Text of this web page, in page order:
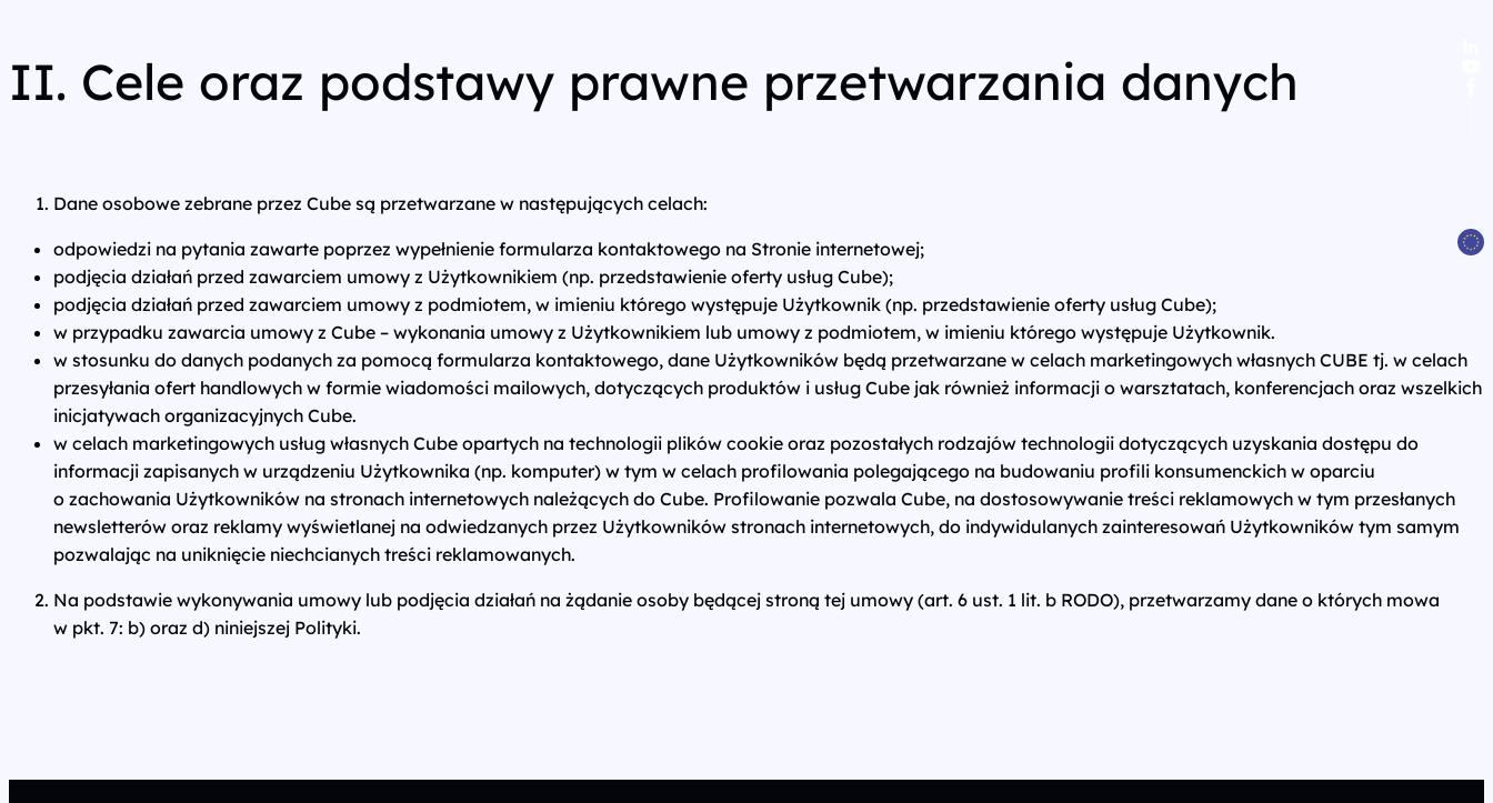
II. Cele oraz podstawy prawne przetwarzania danych
Dane osobowe zebrane przez Cube są przetwarzane w następujących celach:
odpowiedzi na pytania zawarte poprzez wypełnienie formularza kontaktowego na Stronie internetowej;
podjęcia działań przed zawarciem umowy z Użytkownikiem (np. przedstawienie oferty usług Cube);
podjęcia działań przed zawarciem umowy z podmiotem, w imieniu którego występuje Użytkownik (np. przedstawienie oferty usług Cube);
w przypadku zawarcia umowy z Cube – wykonania umowy z Użytkownikiem lub umowy z podmiotem, w imieniu którego występuje Użytkownik.
w stosunku do danych podanych za pomocą formularza kontaktowego, dane Użytkowników będą przetwarzane w celach marketingowych własnych CUBE tj. w celach
przesyłania ofert handlowych w formie wiadomości mailowych, dotyczących produktów i usług Cube jak również informacji o warsztatach, konferencjach oraz wszelkich
inicjatywach organizacyjnych Cube.
w celach marketingowych usług własnych Cube opartych na technologii plików cookie oraz pozostałych rodzajów technologii dotyczących uzyskania dostępu do
informacji zapisanych w urządzeniu Użytkownika (np. komputer) w tym w celach profilowania polegającego na budowaniu profili konsumenckich w oparciu
o zachowania Użytkowników na stronach internetowych należących do Cube. Profilowanie pozwala Cube, na dostosowywanie treści reklamowych w tym przesłanych
newsletterów oraz reklamy wyświetlanej na odwiedzanych przez Użytkowników stronach internetowych, do indywidulanych zainteresowań Użytkowników tym samym
pozwalając na uniknięcie niechcianych treści reklamowanych.
Na podstawie wykonywania umowy lub podjęcia działań na żądanie osoby będącej stroną tej umowy (art. 6 ust. 1 lit. b RODO), przetwarzamy dane o których mowa
w pkt. 7: b) oraz d) niniejszej Polityki.